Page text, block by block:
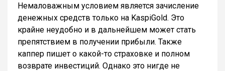
Немаловажным условием является зачисление
денежных средств только на KaspiGold. Это
крайне неудобно и в дальнейшем может стать
препятствием в получении прибыли. Также
каппер пишет о какой-то страховке и полном
возврате инвестиций. Однако это нигде не